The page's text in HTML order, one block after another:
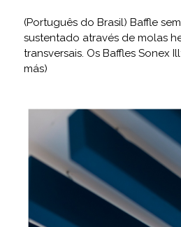
(Português do Brasil) Baffle
sustentado através de molas
transversais. Os Baffles Sonex
más)